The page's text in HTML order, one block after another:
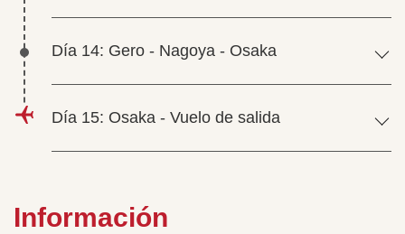
Día 14: Gero - Nagoya - Osaka
Día 15: Osaka - Vuelo de salida
Información